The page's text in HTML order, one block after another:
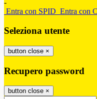
-
Entra con SPID Entra con
Seleziona utente
button close ×
Recupero password
button close ×